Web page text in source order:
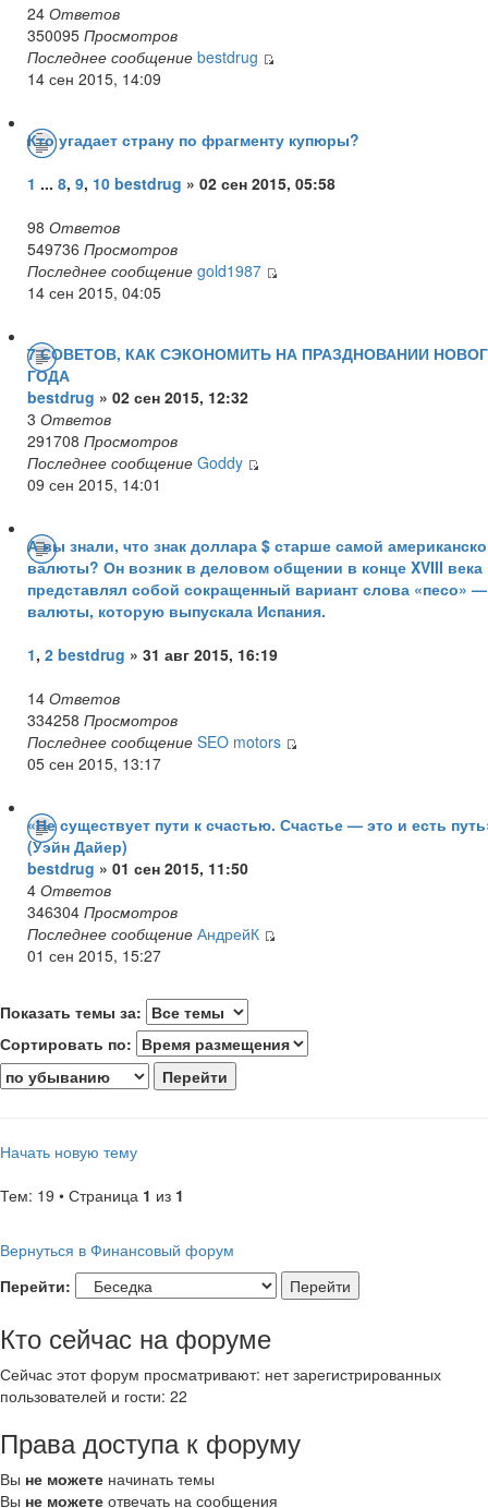
24 Ответов
350095 Просмотров
Последнее сообщение bestdrug
14 сен 2015, 14:09
Кто угадает страну по фрагменту купюры?
1 ... 8, 9, 10 bestdrug » 02 сен 2015, 05:58
98 Ответов
549736 Просмотров
Последнее сообщение gold1987
14 сен 2015, 04:05
7 СОВЕТОВ, КАК СЭКОНОМИТЬ НА ПРАЗДНОВАНИИ
ГОДА
bestdrug » 02 сен 2015, 12:32
3 Ответов
291708 Просмотров
Последнее сообщение Goddy
09 сен 2015, 14:01
А вы знали, что знак доллара $ старше самой
валюты? Он возник в деловом общении в конце XVIII века
представлял собой сокращенный вариант слова «песо» —
валюты, которую выпускала Испания.
1, 2 bestdrug » 31 авг 2015, 16:19
14 Ответов
334258 Просмотров
Последнее сообщение SEO motors
05 сен 2015, 13:17
«Не существует пути к счастью. Счастье — это и есть
(Уэйн Дайер)
bestdrug » 01 сен 2015, 11:50
4 Ответов
346304 Просмотров
Последнее сообщение АндрейК
01 сен 2015, 15:27
Показать темы за:
Сортировать по:
Начать новую тему
Тем: 19 • Страница 1 из 1
Вернуться в Финансовый форум
Перейти:
Кто сейчас на форуме
Сейчас этот форум просматривают: нет зарегистрированных
пользователей и гости: 22
Права доступа к форуму
Вы не можете начинать темы
Вы не можете отвечать на сообщения